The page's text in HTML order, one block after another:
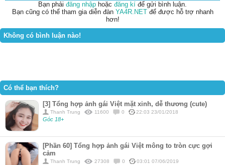
Bạn phải đăng nhập hoặc đăng kí để gửi bình luận.
Bạn cũng có thể tham gia diễn đàn YA4R.NETđể được hỗ trợ nhanh
hơn!
Không có bình luận nào!
Có thể bạn thích?
[3] Tổng hợp ảnh gái Việt mặt xinh, dễ thương (cute)
Thanh Trung 11600 0 22:03 23/01/2018
Góc 18+
[Phần 60] Tổng hợp ảnh gái Việt mông to tròn cực gợi
cảm
Thanh Trung 27308 0 03:01 07/06/2019